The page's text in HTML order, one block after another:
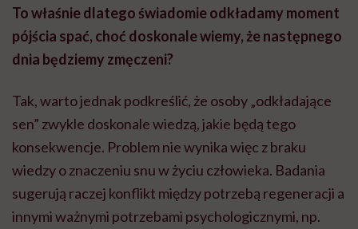
To właśnie dlatego świadomie odkładamy moment
pójścia spać, choć doskonale wiemy, że następnego
dnia będziemy zmęczeni?
Tak, warto jednak podkreślić, że osoby „odkładające
sen” zwykle doskonale wiedzą, jakie będą tego
konsekwencje. Problem nie wynika więc z braku
wiedzy o znaczeniu snu w życiu człowieka. Badania
sugerują raczej konflikt między potrzebą regeneracji a
innymi ważnymi potrzebami psychologicznymi, np.